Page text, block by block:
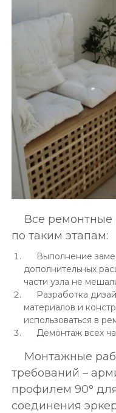
Все ремонтные
по таким этапам:
Выполнение
дополнительных
части узла не
Разработка
материалов и
использоваться в
Демонтаж всех
Монтажные
требований –
профилем 90°
соединения